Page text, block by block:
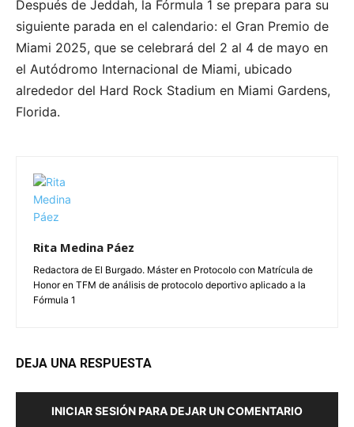
Después de Jeddah, la Fórmula 1 se prepara para su
siguiente parada en el calendario: el Gran Premio de
Miami 2025, que se celebrará del 2 al 4 de mayo en
el Autódromo Internacional de Miami, ubicado
alrededor del Hard Rock Stadium en Miami Gardens,
Florida.
Rita Medina Páez
Redactora de El Burgado. Máster en Protocolo con Matrícula de
Honor en TFM de análisis de protocolo deportivo aplicado a la
Fórmula 1
DEJA UNA RESPUESTA
INICIAR SESIÓN PARA DEJAR UN COMENTARIO